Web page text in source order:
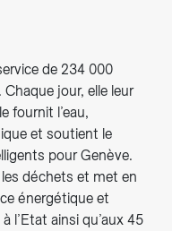
de 234 000
jour, elle leur
fournit l’eau,
et soutient le
pour Genève.
déchets et met en
énergétique et
l’Etat ainsi qu’aux 45